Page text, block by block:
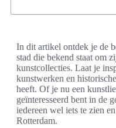
In dit artikel ontdek je de
stad die bekend staat om
kunstcollecties. Laat je
kunstwerken en
heeft. Of je nu een
geïnteresseerd bent in de
iedereen wel iets te zien
Rotterdam.